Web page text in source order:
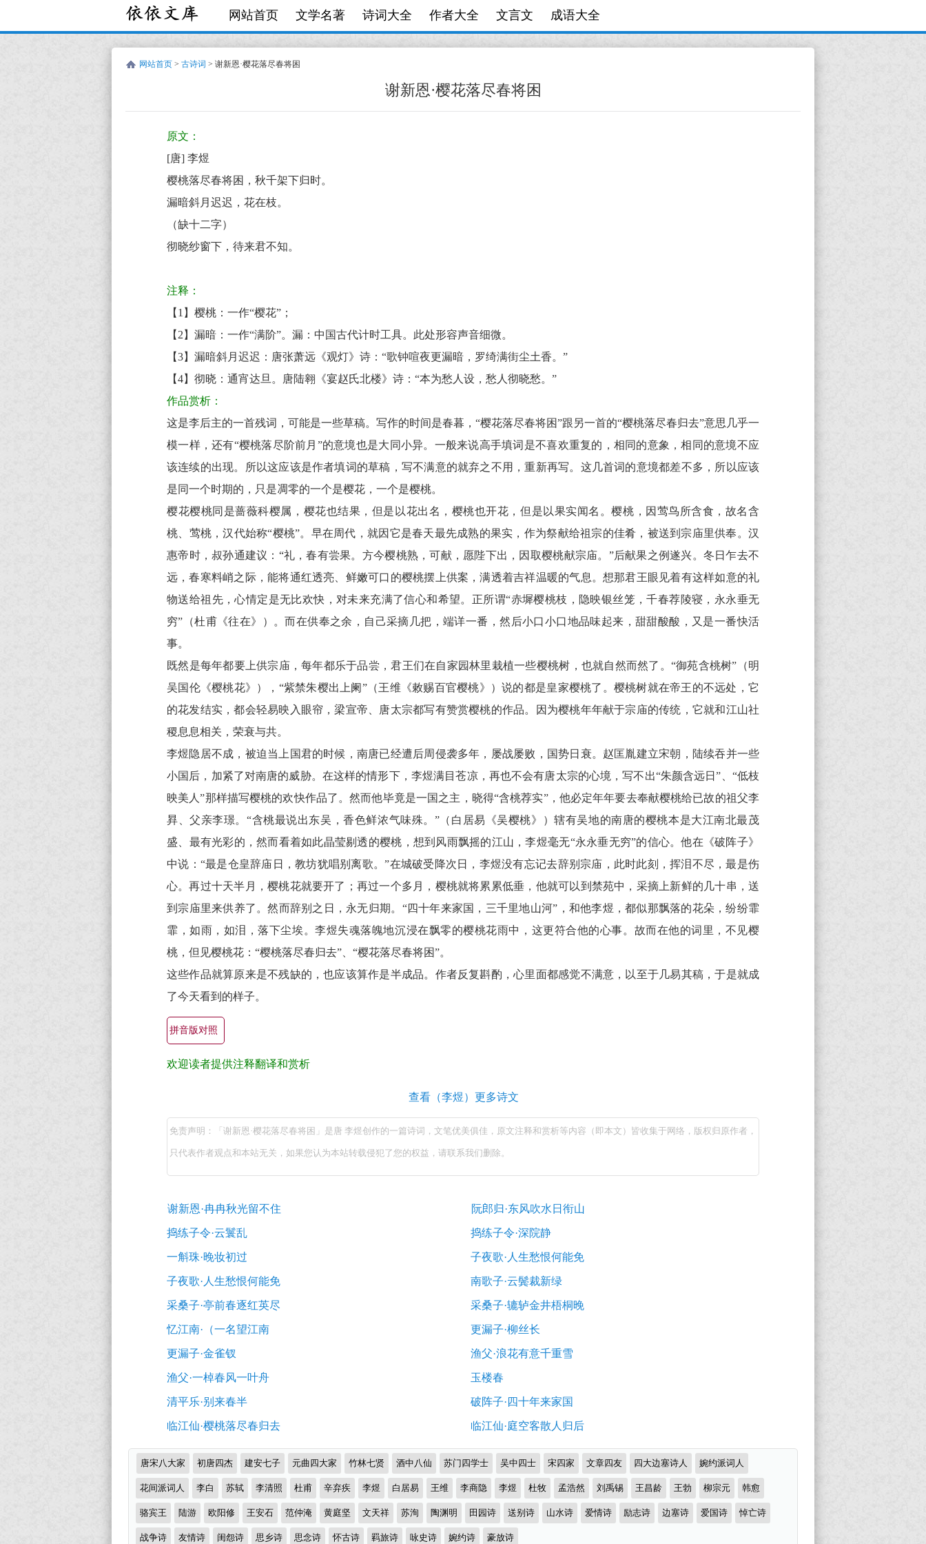
网站首页 文学名著 诗词大全 作者大全 文言文 成语大全
网站首页 > 古诗词 > 谢新恩·樱花落尽春将困
谢新恩·樱花落尽春将困
唐
古
原文：
[唐] 李煜
樱桃落尽春将困，秋千架下归时。
漏暗斜月迟迟，花在枝。
（缺十二字）
彻晓纱窗下，待来君不知。
注释：
【1】樱桃：一作“樱花”；
【2】漏暗：一作“满阶”。漏：中国古代计时工具。此处形容声音细微。
【3】漏暗斜月迟迟：唐张萧远《观灯》诗：“歌钟喧夜更漏暗，罗绮满街尘土香。”
【4】彻晓：通宵达旦。唐陆翱《宴赵氏北楼》诗：“本为愁人设，愁人彻晓愁。”
作品赏析：
这是李后主的一首残词，可能是一些草稿。写作的时间是春暮，“樱花落尽春将困”跟另一首的“樱桃落尽春归去”意思几乎一
模一样，还有“樱桃落尽阶前月”的意境也是大同小异。一般来说高手填词是不喜欢重复的，相同的意象，相同的意境不应
该连续的出现。所以这应该是作者填词的草稿，写不满意的就弃之不用，重新再写。这几首词的意境都差不多，所以应该
是同一个时期的，只是凋零的一个是樱花，一个是樱桃。
樱花樱桃同是蔷薇科樱属，樱花也结果，但是以花出名，樱桃也开花，但是以果实闻名。樱桃，因莺鸟所含食，故名含
桃、莺桃，汉代始称“樱桃”。早在周代，就因它是春天最先成熟的果实，作为祭献给祖宗的佳肴，被送到宗庙里供奉。汉
惠帝时，叔孙通建议：“礼，春有尝果。方今樱桃熟，可献，愿陛下出，因取樱桃献宗庙。”后献果之例遂兴。冬日乍去不
远，春寒料峭之际，能将通红透亮、鲜嫩可口的樱桃摆上供案，满透着吉祥温暖的气息。想那君王眼见着有这样如意的礼
物送给祖先，心情定是无比欢快，对未来充满了信心和希望。正所谓“赤墀樱桃枝，隐映银丝笼，千春荐陵寝，永永垂无
穷”（杜甫《往在》）。而在供奉之余，自己采摘几把，端详一番，然后小口小口地品味起来，甜甜酸酸，又是一番快活
事。
既然是每年都要上供宗庙，每年都乐于品尝，君王们在自家园林里栽植一些樱桃树，也就自然而然了。“御苑含桃树”（明
吴国伦《樱桃花》），“紫禁朱樱出上阑”（王维《敕赐百官樱桃》）说的都是皇家樱桃了。樱桃树就在帝王的不远处，它
的花发结实，都会轻易映入眼帘，梁宣帝、唐太宗都写有赞赏樱桃的作品。因为樱桃年年献于宗庙的传统，它就和江山社
稷息息相关，荣衰与共。
李煜隐居不成，被迫当上国君的时候，南唐已经遭后周侵袭多年，屡战屡败，国势日衰。赵匡胤建立宋朝，陆续吞并一些
小国后，加紧了对南唐的威胁。在这样的情形下，李煜满目苍凉，再也不会有唐太宗的心境，写不出“朱颜含远日”、“低枝
映美人”那样描写樱桃的欢快作品了。然而他毕竟是一国之主，晓得“含桃荐实”，他必定年年要去奉献樱桃给已故的祖父李
昪、父亲李璟。“含桃最说出东吴，香色鲜浓气味殊。”（白居易《吴樱桃》）辖有吴地的南唐的樱桃本是大江南北最茂
盛、最有光彩的，然而看着如此晶莹剔透的樱桃，想到风雨飘摇的江山，李煜毫无“永永垂无穷”的信心。他在《破阵子》
中说：“最是仓皇辞庙日，教坊犹唱别离歌。”在城破受降次日，李煜没有忘记去辞别宗庙，此时此刻，挥泪不尽，最是伤
心。再过十天半月，樱桃花就要开了；再过一个多月，樱桃就将累累低垂，他就可以到禁苑中，采摘上新鲜的几十串，送
到宗庙里来供养了。然而辞别之日，永无归期。“四十年来家国，三千里地山河”，和他李煜，都似那飘落的花朵，纷纷霏
霏，如雨，如泪，落下尘埃。李煜失魂落魄地沉浸在飘零的樱桃花雨中，这更符合他的心事。故而在他的词里，不见樱
桃，但见樱桃花：“樱桃落尽春归去”、“樱花落尽春将困”。
这些作品就算原来是不残缺的，也应该算作是半成品。作者反复斟酌，心里面都感觉不满意，以至于几易其稿，于是就成
了今天看到的样子。
拼音版对照
欢迎读者提供注释翻译和赏析
新
花
落
春
李
煜）
原
文
注
释
翻
查看（李煜）更多诗文
免责声明：「谢新恩·樱花落尽春将困」是唐 李煜创作的一篇诗词，文笔优美俱佳，原文注释和赏析等内容（即本文）皆收集于网络，版权归原作者，
只代表作者观点和本站无关，如果您认为本站转载侵犯了您的权益，请联系我们删除。
古
诗
词
荐
谢新恩·冉冉秋光留不住 阮郎归·东风吹水日衔山
捣练子令·云鬟乱 捣练子令·深院静
一斛珠·晚妆初过 子夜歌·人生愁恨何能免
子夜歌·人生愁恨何能免 南歌子·云鬓裁新绿
采桑子·亭前春逐红英尽 采桑子·辘轳金井梧桐晚
忆江南·（一名望江南 更漏子·柳丝长
更漏子·金雀钗 渔父·浪花有意千重雪
渔父·一棹春风一叶舟 玉楼春
清平乐·别来春半 破阵子·四十年来家国
临江仙·樱桃落尽春归去 临江仙·庭空客散人归后
诗
词
分
类
唐宋八大家 初唐四杰 建安七子 元曲四大家 竹林七贤 酒中八仙 苏门四学士 吴中四士 宋四家 文章四友 四大边塞诗人 婉约派词人
花间派词人 李白 苏轼 李清照 杜甫 辛弃疾 李煜 白居易 王维 李商隐 李煜 杜牧 孟浩然 刘禹锡 王昌龄 王勃 柳宗元 韩愈
骆宾王 陆游 欧阳修 王安石 范仲淹 黄庭坚 文天祥 苏洵 陶渊明 田园诗 送别诗 山水诗 爱情诗 励志诗 边塞诗 爱国诗 悼亡诗
战争诗 友情诗 闺怨诗 思乡诗 思念诗 怀古诗 羁旅诗 咏史诗 婉约诗 豪放诗